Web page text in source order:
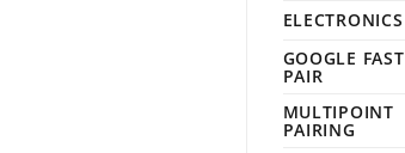
ELECTRONICS
GOOGLE FAST
PAIR
MULTIPOINT
PAIRING